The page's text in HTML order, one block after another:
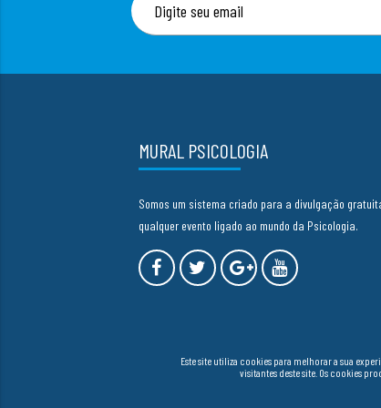
MURAL PSICOLOGIA
Somos um sistema criado para a divulgação
qualquer evento ligado ao mundo da Psicologia.
Este site utiliza cookies para melhorar a sua
visitantes deste site. Os cookies